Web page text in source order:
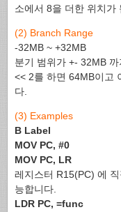
소에서 8을 더한 위치가
(2) Branch Range
-32MB ~ +32MB
분기 범위가 +- 32MB
<< 2를 하면 64MB이고
다.
(3) Examples
B Label
MOV PC, #0
MOV PC, LR
레지스터 R15(PC) 에
능합니다.
LDR PC, =func